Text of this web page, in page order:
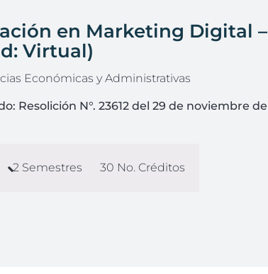
en Marketing Digital –
Virtual)
Económicas y Administrativas
Resolición N°. 23612 del 29 de noviembre de
2Semestres 30 No. Créditos